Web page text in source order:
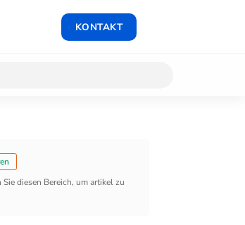
KONTAKT
diesen Bereich, um artikel zu